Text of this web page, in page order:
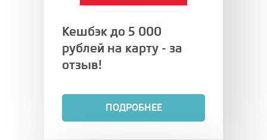
Кешбэк до 5 000
рублей на карту - за
отзыв!
ПОДРОБНЕЕ